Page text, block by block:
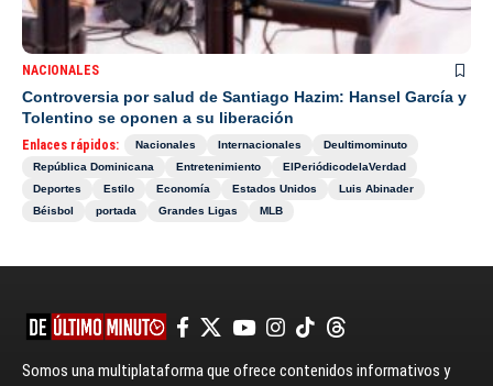
NACIONALES
Controversia por salud de Santiago Hazim: Hansel García y
Tolentino se oponen a su liberación
Enlaces rápidos: Nacionales Internacionales
Deultimominuto
República Dominicana
Entretenimiento
ElPeriódicodelaVerdad
Deportes
Estilo Economía Estados Unidos
Luis Abinader
Béisbol
portada Grandes Ligas MLB
Somos una multiplataforma que ofrece contenidos informativos y